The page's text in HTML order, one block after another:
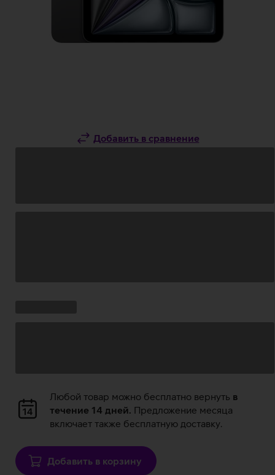
Добавить в сравнение
Загрузка
данных
Любой товар можно бесплатно вернуть в
течение 14 дней. Предложение месяца
включает также бесплатную доставку.
Добавить в корзину